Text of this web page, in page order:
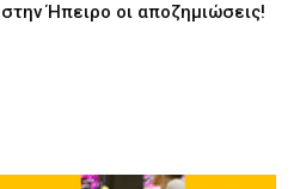
στην Ήπειρο οι αποζημιώσεις!